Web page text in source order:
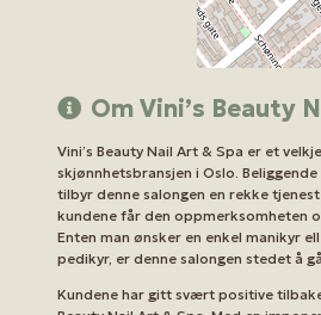
Om Vini’s Beauty
Vini’s Beauty Nail Art & Spa er et
skjønnhetsbransjen i Oslo. Beliggende
tilbyr denne salongen en rekke
kundene får den oppmerksomheten
Enten man ønsker en enkel manikyr
pedikyr, er denne salongen stedet å
Kundene har gitt svært positive